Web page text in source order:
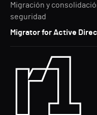
Migración y
seguridad
Migrator for Active